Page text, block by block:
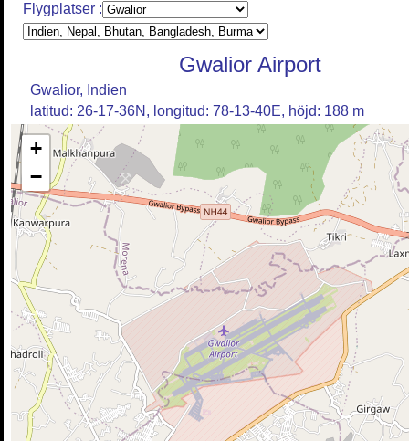
Flygplatser :
Gwalior Airport
Gwalior, Indien
latitud: 26-17-36N, longitud: 78-13-40E, höjd: 188 m
+
−